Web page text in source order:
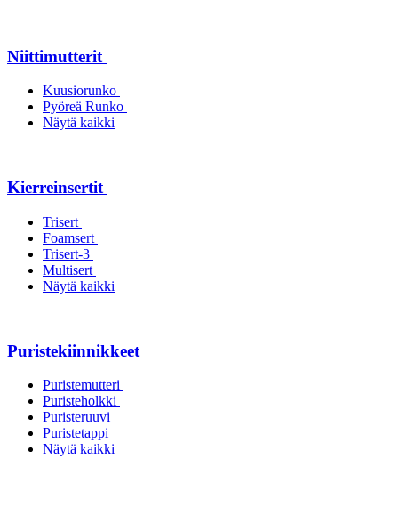
Niittimutterit
Kuusiorunko
Pyöreä Runko
Näytä kaikki
Kierreinsertit
Trisert
Foamsert
Trisert-3
Multisert
Näytä kaikki
Puristekiinnikkeet
Puristemutteri
Puristeholkki
Puristeruuvi
Puristetappi
Näytä kaikki